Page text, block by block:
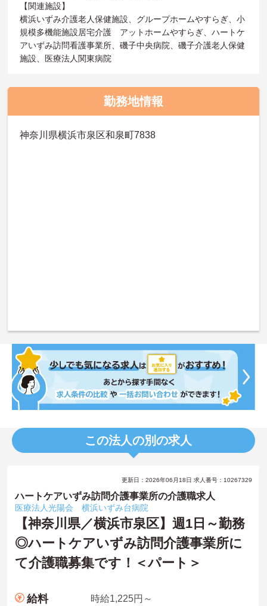
【関連施設】
横浜いずみ介護老人保健施設、グループホームやすらぎ、小
規模多機能施設居宅介護 アットホームやすらぎ、ハートケ
アいずみ訪問看護事業所、磯子中央病院、磯子介護老人保健
施設、医療法人関東病院
勤務地情報
神奈川県横浜市泉区和泉町7838
この法人の別の求人
更新日：2026年06月18日 求人番号：10267329
ハートケアいずみ訪問介護事業所の介護職求人
医療法人光陽会 横浜いずみ台病院
【神奈川県／横浜市泉区】週1日～勤務
◎ハートケアいずみ訪問介護事業所に
て介護職募集です！＜パート＞
給料 時給1,225円～